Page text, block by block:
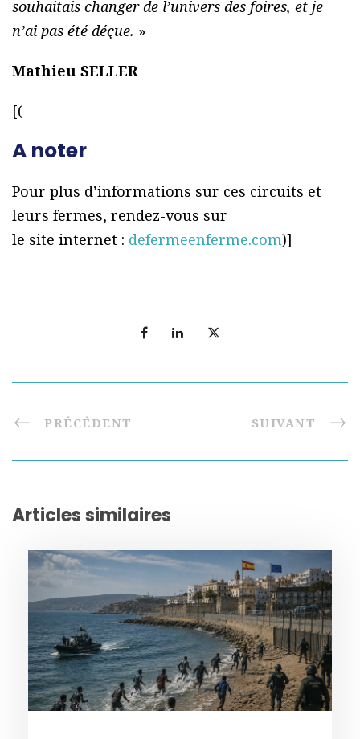
souhaitais changer de l’univers des foires, et je
n’ai pas été déçue. »
Mathieu SELLER
[(
A noter
Pour plus d’informations sur ces circuits et
leurs fermes, rendez-vous sur
le site internet : defermeenferme.com)]
PRÉCÉDENT SUIVANT
Articles similaires